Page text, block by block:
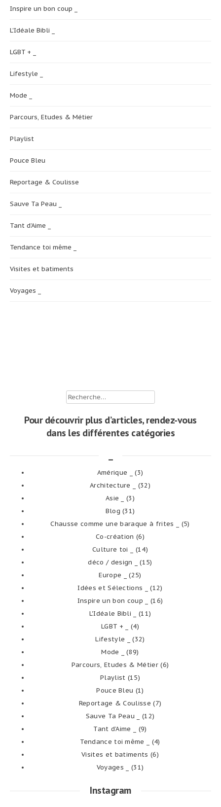
Inspire un bon coup _
L'Idéale Bibli _
LGBT + _
Lifestyle _
Mode _
Parcours, Etudes & Métier
Playlist
Pouce Bleu
Reportage & Coulisse
Sauve Ta Peau _
Tant d’Aime _
Tendance toi même _
Visites et batiments
Voyages _
Rechercher :
Pour découvrir plus d’articles, rendez-vous
dans les différentes catégories
Amérique _
(3)
Architecture _
(32)
Asie _
(3)
Blog (31)
Chausse comme une baraque à frites _
(5)
Co-création (6)
Culture toi _
(14)
déco / design _
(15)
Europe _
(25)
Idées et Sélections _
(12)
Inspire un bon coup _
(16)
L'Idéale Bibli _
(11)
LGBT + _
(4)
Lifestyle _
(32)
Mode _
(89)
Parcours, Etudes & Métier(6)
Playlist (15)
Pouce Bleu (1)
Reportage & Coulisse (7)
Sauve Ta Peau _
(12)
Tant d’Aime _
(9)
Tendance toi même _
(4)
Visites et batiments (6)
Voyages _
(31)
Instagram